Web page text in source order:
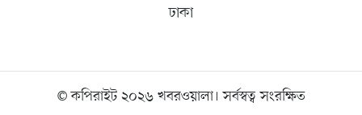
ঢাকা
© কপিরাইট ২০২৬ খবরওয়ালা। সর্বস্বত্ব সংরক্ষিত